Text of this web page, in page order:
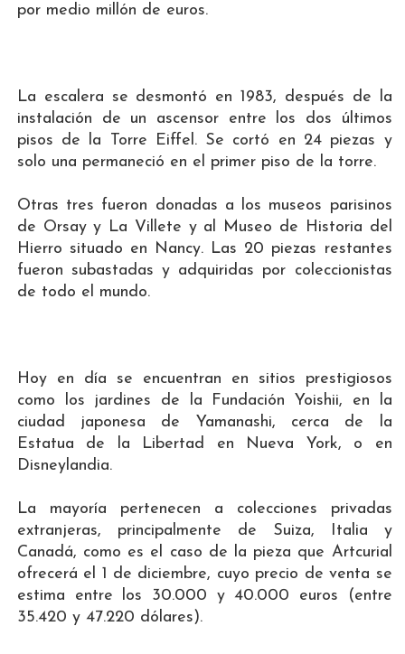
por medio millón de euros.
La escalera se desmontó en 1983, después de la
instalación de un ascensor entre los dos últimos
pisos de la Torre Eiffel. Se cortó en 24 piezas y
solo una permaneció en el primer piso de la torre.
Otras tres fueron donadas a los museos parisinos
de Orsay y La Villete y al Museo de Historia del
Hierro situado en Nancy. Las 20 piezas restantes
fueron subastadas y adquiridas por coleccionistas
de todo el mundo.
Hoy en día se encuentran en sitios prestigiosos
como los jardines de la Fundación Yoishii, en la
ciudad japonesa de Yamanashi, cerca de la
Estatua de la Libertad en Nueva York, o en
Disneylandia.
La mayoría pertenecen a colecciones privadas
extranjeras, principalmente de Suiza, Italia y
Canadá, como es el caso de la pieza que Artcurial
ofrecerá el 1 de diciembre, cuyo precio de venta se
estima entre los 30.000 y 40.000 euros (entre
35.420 y 47.220 dólares).